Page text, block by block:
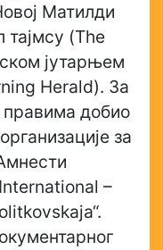
Матилди
(The
јутарњем
Herald). За
добио
за
–